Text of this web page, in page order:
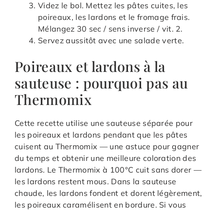
Videz le bol. Mettez les pâtes cuites, les
poireaux, les lardons et le fromage frais.
Mélangez 30 sec / sens inverse / vit. 2.
Servez aussitôt avec une salade verte.
Poireaux et lardons à la
sauteuse : pourquoi pas au
Thermomix
Cette recette utilise une sauteuse séparée pour
les poireaux et lardons pendant que les pâtes
cuisent au Thermomix — une astuce pour gagner
du temps et obtenir une meilleure coloration des
lardons. Le Thermomix à 100°C cuit sans dorer —
les lardons restent mous. Dans la sauteuse
chaude, les lardons fondent et dorent légèrement,
les poireaux caramélisent en bordure. Si vous